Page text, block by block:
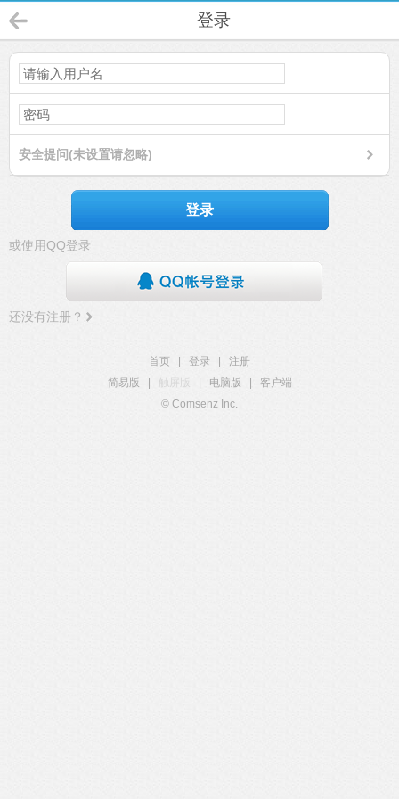
登录
安全提问(未设置请忽略)
登录
或使用QQ登录
还没有注册？
首页 登录
注册
简易版
触屏版 电脑版
客户端
© Comsenz Inc.